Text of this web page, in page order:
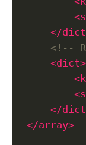
</
<!--
<dict>
</
</array>